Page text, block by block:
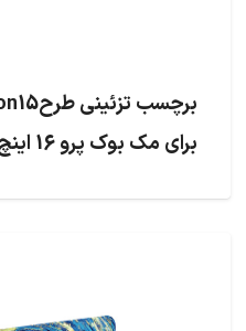
برای مک بوک پرو 16 اینچ 2019